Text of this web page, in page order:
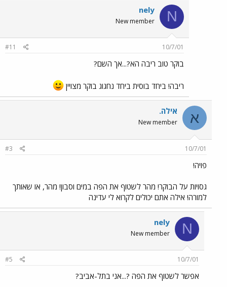
N
nely
New member
10/7/01
#11
בוקר טוב ריבה הא?...אך השם?
ריבה! ביחד בוסית ביחד נחגוג בוקר מצויין
א אילה.
New member
10/7/01
#3
פויה!
גסויות על הבוקר! מהר לשטוף את הפה במים וסבון! מהר, או שאותך
למורה! אילה אתם יכולים לקרוא לי עדינה
N
nely
New member
10/7/01
#5
אפשר לשטוף את הפה ?...אני בתל-אביב?